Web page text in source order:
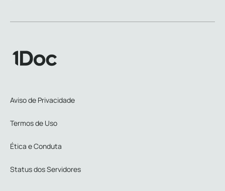
Aviso de Privacidade
Termos de Uso
Ética e Conduta
Status dos Servidores